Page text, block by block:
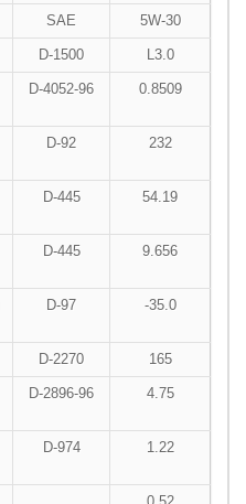
SAE 5W-30
D-1500 L3.0
D-4052-96 0.8509
D-92 232
D-445 54.19
D-445 9.656
D-97 -35.0
D-2270 165
D-2896-96 4.75
D-974 1.22
0.52